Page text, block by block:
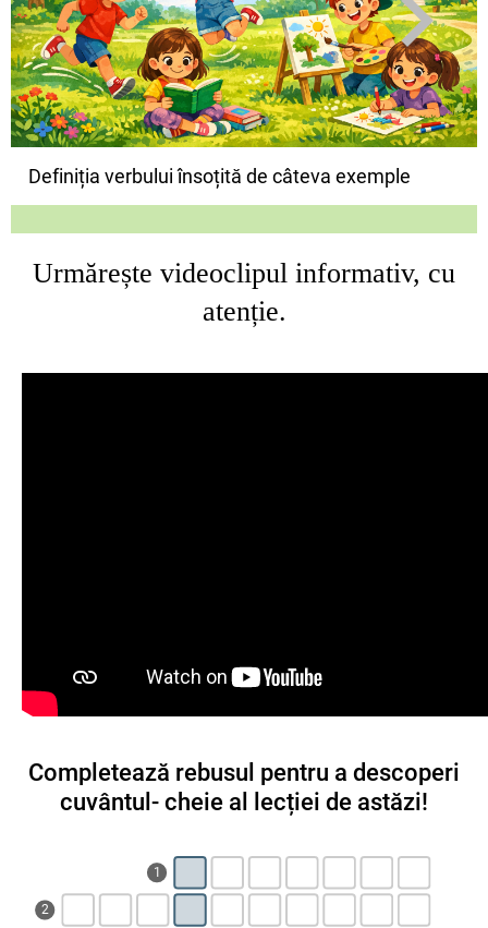
Definiția verbului însoțită de câteva exemple
Urmărește videoclipul informativ, cu
atenție.
Completează rebusul pentru a descoperi
cuvântul- cheie al lecției de astăzi!
1
2